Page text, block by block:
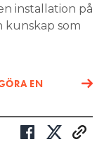
installation på
kunskap som
EN